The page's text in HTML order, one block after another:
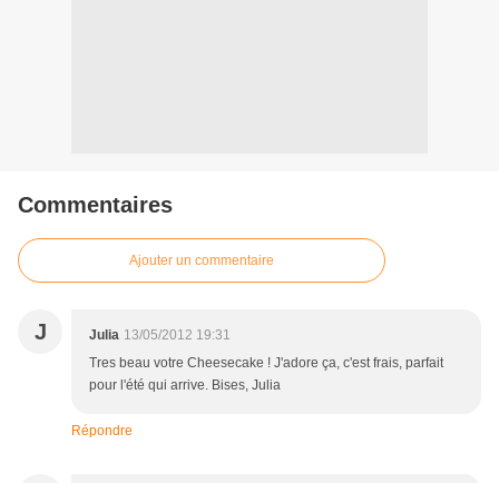
Commentaires
Ajouter un commentaire
J Julia 13/05/2012 19:31
Tres beau votre Cheesecake ! J'adore ça, c'est frais, parfait
pour l'été qui arrive. Bises, Julia
Répondre